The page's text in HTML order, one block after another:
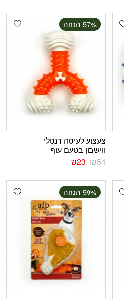
Add wishlist
‫57% הנחה
צעצוע לעיסה דנטלי
ווישבון בטעם עוף
₪54
₪23
Add wishlist
‫59% הנחה